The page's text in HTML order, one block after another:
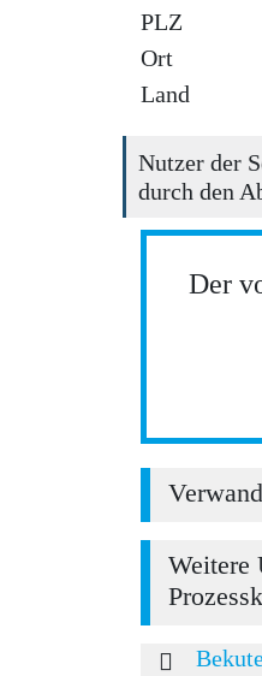
PLZ
Ort
Land
Nutzer der
durch den
Der
Weitere